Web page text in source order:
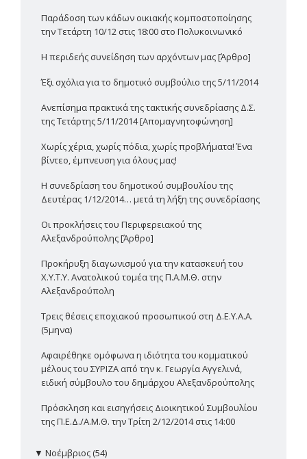
Παράδοση των κάδων οικιακής κομποστοποίησης
την Τετάρτη 10/12 στις 18:00 στο Πολυκοινωνικό
H περιδεής συνείδηση των αρχόντων μας [Άρθρο]
Έξι σχόλια για το δημοτικό συμβούλιο της 5/11/2014
Ανεπίσημα πρακτικά της τακτικής συνεδρίασης Δ.Σ.
της Τετάρτης 5/11/2014 [Απομαγνητοφώνηση]
Χωρίς χέρια, χωρίς πόδια, χωρίς προβλήματα! Ένα
βίντεο, έμπνευση για όλους μας!
Η συνεδρίαση του δημοτικού συμβουλίου της
Δευτέρας 1/12/2014… μετά τη λήξη της συνεδρίασης
Οι προκλήσεις του Περιφερειακού της
Αλεξανδρούπολης [Άρθρο]
Προκήρυξη διαγωνισμού για την κατασκευή του
Χ.Υ.Τ.Υ. Ανατολικού τομέα της Π.Α.Μ.Θ. στην
Αλεξανδρούπολη
Τρεις θέσεις εποχιακού προσωπικού στη Δ.Ε.Υ.Α.Α.
(5μηνα)
Αφαιρέθηκε ομόφωνα η ιδιότητα του κομματικού
μέλους του ΣΥΡΙΖΑ από την κ. Γεωργία Αγγελινά,
ειδική σύμβουλο του δημάρχου Αλεξανδρούπολης
Πρόσκληση και εισηγήσεις Διοικητικού Συμβουλίου
της Π.Ε.Δ./Α.Μ.Θ. την Τρίτη 2/12/2014 στις 14:00
▼ Νοέμβριος (54)